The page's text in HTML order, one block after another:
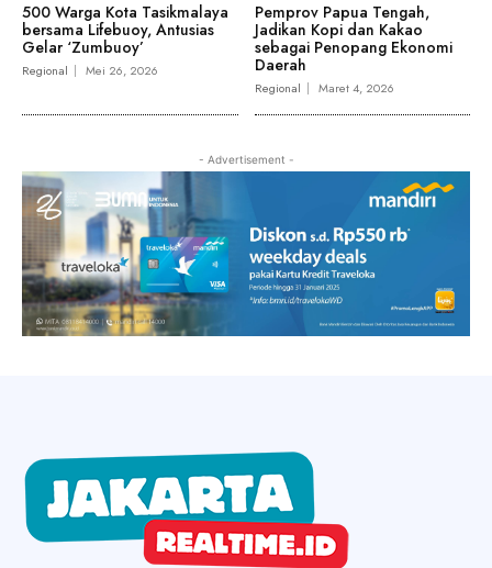
500 Warga Kota Tasikmalaya
bersama Lifebuoy, Antusias
Gelar ‘Zumbuoy’
Regional Mei 26, 2026
Pemprov Papua Tengah,
Jadikan Kopi dan Kakao
sebagai Penopang Ekonomi
Daerah
Regional Maret 4, 2026
- Advertisement -